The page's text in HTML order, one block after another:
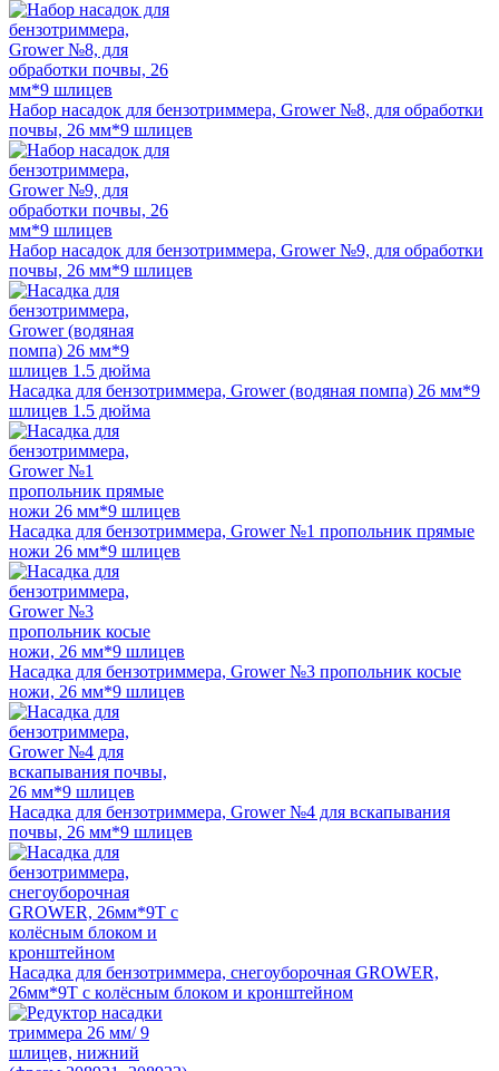
Набор насадок для бензотриммера, Grower №8, для обработки
почвы, 26 мм*9 шлицев
Набор насадок для бензотриммера, Grower №9, для обработки
почвы, 26 мм*9 шлицев
Насадка для бензотриммера, Grower (водяная помпа) 26 мм*9
шлицев 1.5 дюйма
Насадка для бензотриммера, Grower №1 пропольник прямые
ножи 26 мм*9 шлицев
Насадка для бензотриммера, Grower №3 пропольник косые
ножи, 26 мм*9 шлицев
Насадка для бензотриммера, Grower №4 для вскапывания
почвы, 26 мм*9 шлицев
Насадка для бензотриммера, снегоуборочная GROWER,
26мм*9T с колёсным блоком и кронштейном